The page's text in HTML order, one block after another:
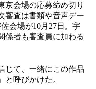
京会場の応募締め切り
審査は書類や音声デー
会場が10月27日。宇
係者も審査員に加わる
じて、一緒にこの作品
と呼びかけた。